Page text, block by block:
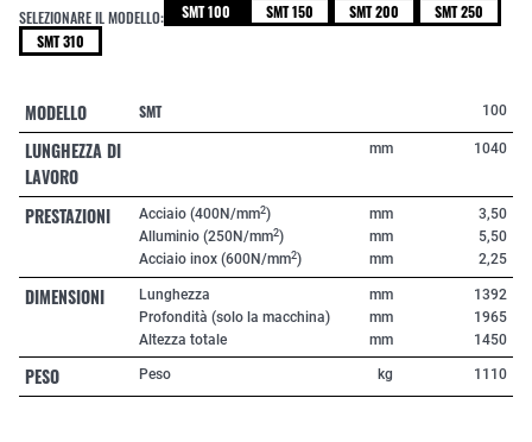
SELEZIONARE IL MODELLO: SMT 100 SMT 150 SMT 200
SMT 250
SMT 310
MODELLO SMT 100
LUNGHEZZA DI
LAVORO
mm 1040
PRESTAZIONI Acciaio (400N/mm2)
Alluminio (250N/mm2)
Acciaio inox (600N/mm2)
mm
mm
mm
3,50
5,50
2,25
DIMENSIONI
Lunghezza
Profondità (solo la macchina)
Altezza totale
mm
mm
mm
1392
1965
1450
PESO Peso kg 1110